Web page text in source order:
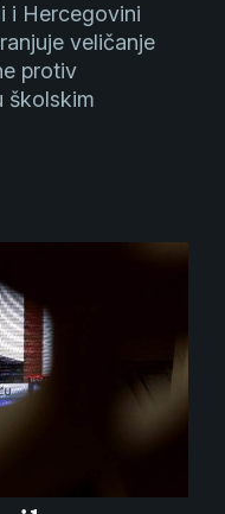
i Hercegovini
veličanje
protiv
školskim